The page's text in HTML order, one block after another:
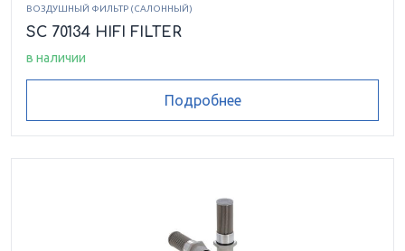
ВОЗДУШНЫЙ ФИЛЬТР (САЛОННЫЙ)
SC 70134 HIFI FILTER
в наличии
Подробнее